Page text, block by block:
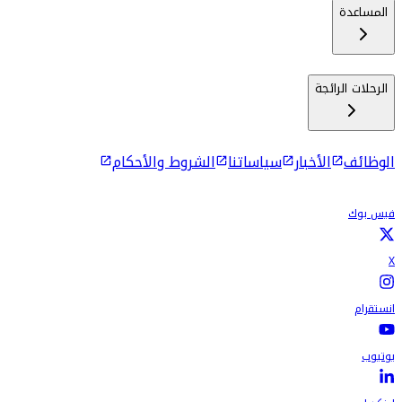
المساعدة
الرحلات الرائجة
الوظائف الأخبار سياساتنا الشروط والأحكام
فيس بوك
X
انستقرام
يوتيوب